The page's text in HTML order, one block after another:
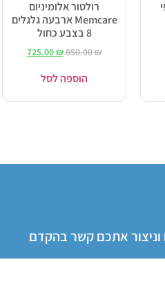
רולטור אלומיניום
Memcare ארבעה גלגלים
8 בצבע כחול
850.00₪
725.00₪
הוספה לסל
וניצור אתכם קשר בהקדם